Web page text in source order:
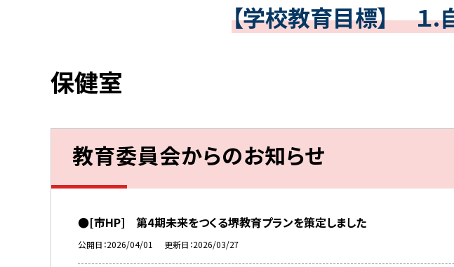
【学校教育目標】
保健室
教育委員会からのお知らせ
●[市HP] 第4期未来をつくる堺教育プランを策定しました
公開日 2026/04/01 更新日 2026/03/27